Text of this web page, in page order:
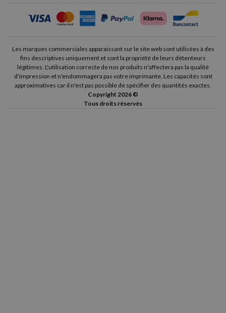
Les marques commerciales apparaissant sur le site web sont utilisées à des
fins descriptives uniquement et sont la propriété de leurs détenteurs
légitimes. L'utilisation correcte de nos produits n'affectera pas la qualité
d'impression et n'endommagera pas votre imprimante. Les capacités sont
approximatives car il n'est pas possible de spécifier des quantités exactes.
Copyright 2026 ©
Tous droits réservés